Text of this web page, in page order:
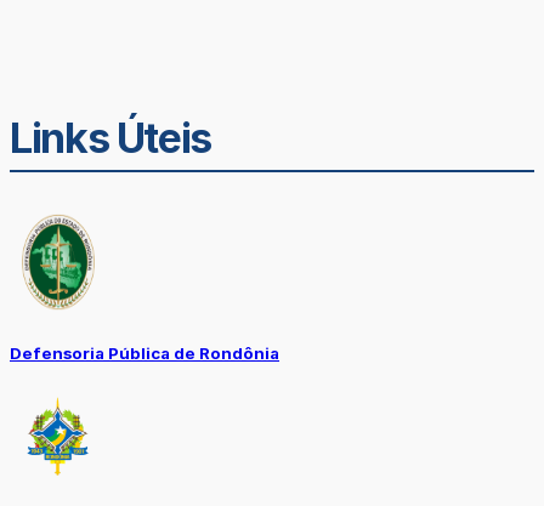
Links Úteis
Defensoria Pública de Rondônia